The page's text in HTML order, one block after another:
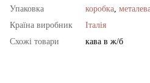
Упаковка
коробка
Країна виробник
Італія
Схожі товари
кава в ж/б